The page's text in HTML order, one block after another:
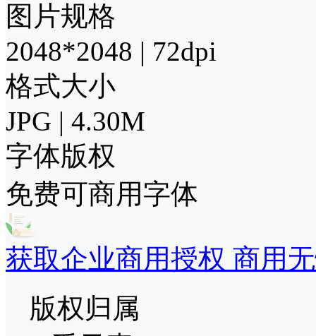
图片规格
2048*2048 | 72dpi
格式大小
JPG | 4.30M
字体版权
免费可商用字体
获取企业商用授权 商用
版权归属